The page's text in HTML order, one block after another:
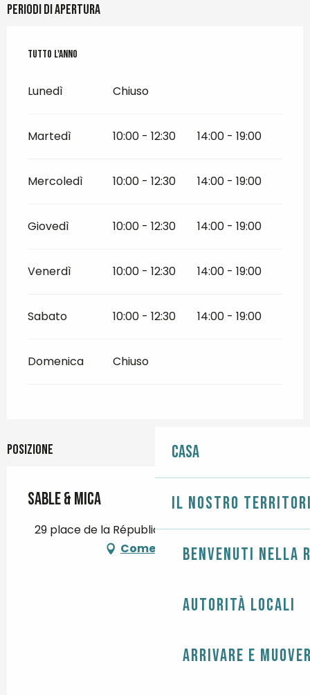
Casa
Il nostro
Benvenuti nella
Autorità locali
Arrivare e
Periodi di apertura
Tutto l'anno
Tutto l'anno
Lunedì Chiuso
Martedì 10:00 - 12:30 14:00 - 19:00
Mercoledì 10:00 - 12:30 14:00 - 19:00
Giovedì 10:00 - 12:30 14:00 - 19:00
Venerdì 10:00 - 12:30 14:00 - 19:00
Sabato 10:00 - 12:30 14:00 - 19:00
Domenica Chiuso
Posizione
Sable & Mica
29 place de la République, 29120 Pont-l'Abbé
Come arrivare